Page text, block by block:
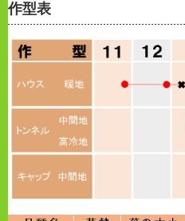
作型表